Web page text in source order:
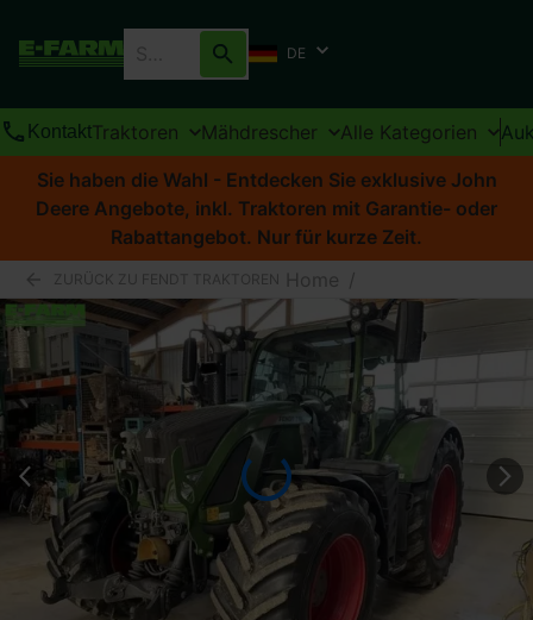
DE
KontaktTraktoren Mähdrescher Alle Kategorien
Sie haben die Wahl - Entdecken Sie exklusive John
Deere Angebote, inkl. Traktoren mit Garantie- oder
Rabattangebot. Nur für kurze Zeit.
ZURÜCK ZU FENDT TRAKTOREN Home /